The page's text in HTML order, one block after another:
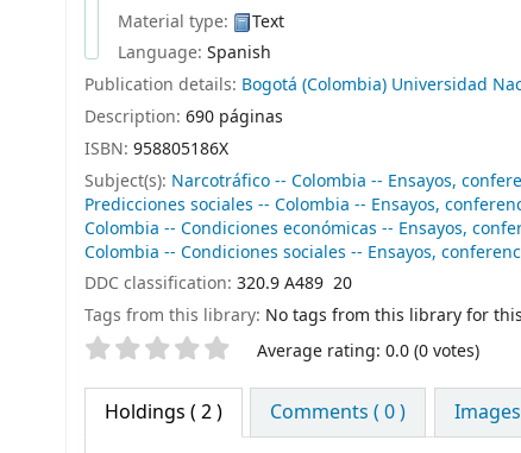
Material type:
Text
Language: Spanish
Publication details: Bogotá (Colombia) Universidad
Description: 690 páginas
ISBN: 958805186X
Subject(s): Narcotráfico -- Colombia -- Ensayos,
Predicciones sociales -- Colombia -- Ensayos,
Colombia -- Condiciones económicas -- Ensayos,
Colombia -- Condiciones sociales -- Ensayos,
DDC classification: 320.9 A489 20
Tags from this library: No tags from this library for
Star ratings Average rating: 0.0 (0 votes)
Holdings ( 2 ) Comments ( 0 ) Images